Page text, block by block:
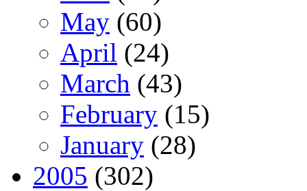
May (60)
April (24)
March (43)
February (15)
January (28)
2005 (302)